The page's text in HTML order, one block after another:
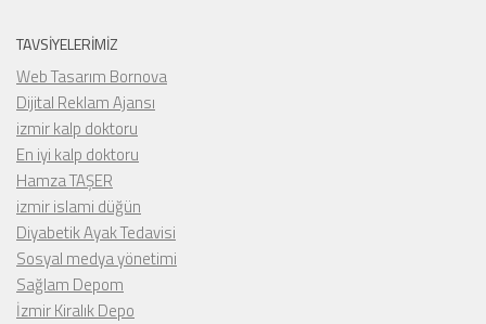
TAVSIYELERIMIZ
Web Tasarım Bornova
Dijital Reklam Ajansı
izmir kalp doktoru
En iyi kalp doktoru
Hamza TAŞER
izmir islami düğün
Diyabetik Ayak Tedavisi
Sosyal medya yönetimi
Sağlam Depom
İzmir Kiralık Depo